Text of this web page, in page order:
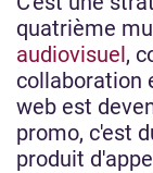
quatrième
audiovisuel,
collaboration
web est
promo, c'est
produit